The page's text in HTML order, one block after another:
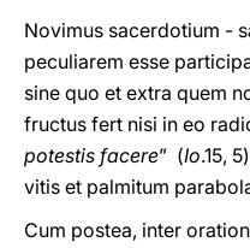
Novimus sacerdotium -
peculiarem esse
sine quo et extra quem
fructus fert nisi in eo
potestis facere” (Io.15,
vitis et palmitum
Cum postea, inter